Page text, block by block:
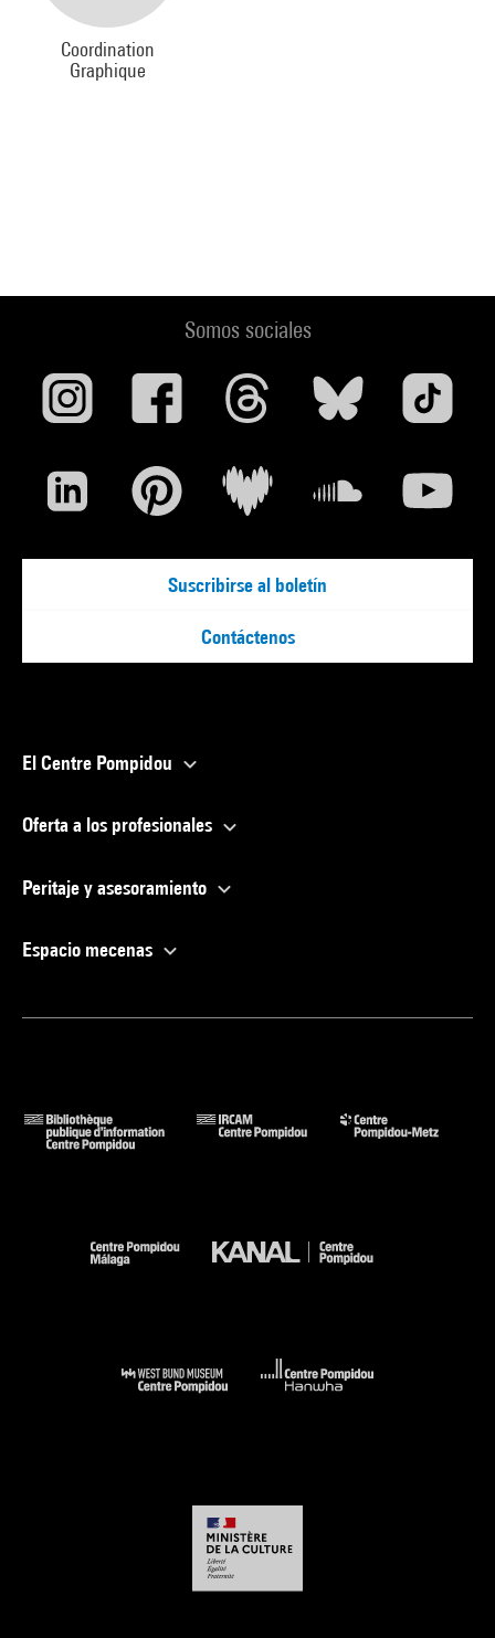
Coordination
Graphique
Somos sociales
Suscribirse al boletín
Contáctenos
El Centre Pompidou
Oferta a los profesionales
Peritaje y asesoramiento
Espacio mecenas